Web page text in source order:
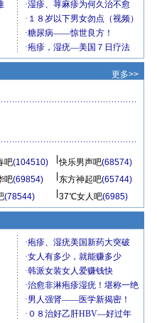
更多>>
吧(104510) 快乐男声吧(68574)
吧(69854) 东方神起吧(65744)
(78544) 37℃女人吧(6985)